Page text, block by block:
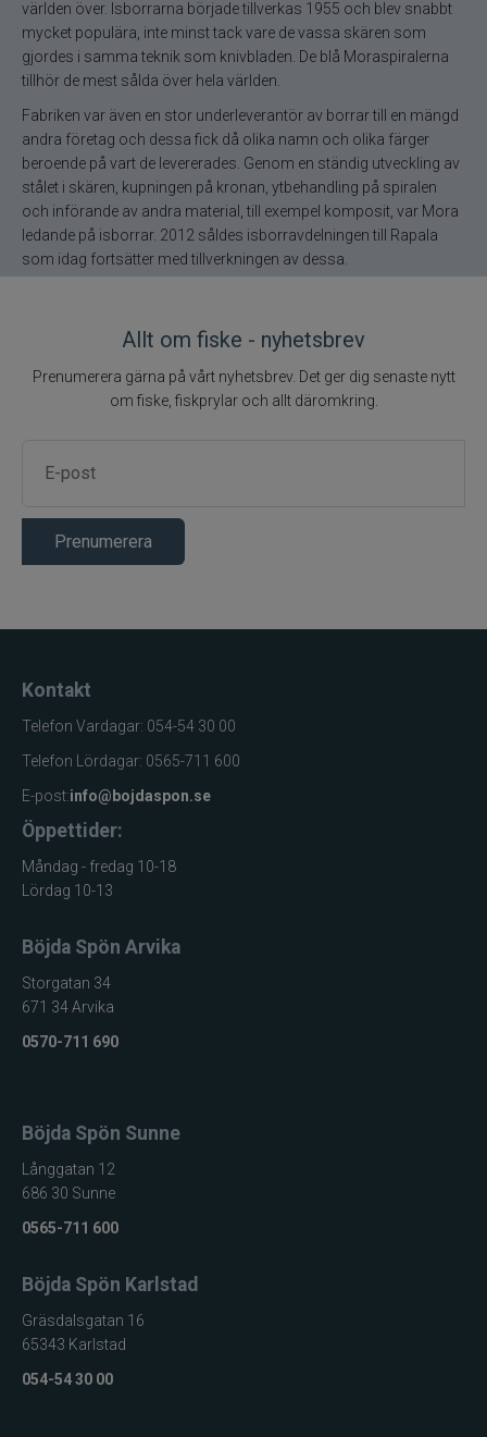
River2Sea
Rovex
Salmo
Savage Gear
Scott
SemperFli
Shimano
Spiderwire
Splash
Sportsystem
Stonfo
Storm
St. Croix
Svartzonker
världen över. Isborrarna började tillverkas 1955 och blev snabbt
mycket populära, inte minst tack vare de vassa skären som
gjordes i samma teknik som knivbladen. De blå Moraspiralerna
tillhör de mest sålda över hela världen.
Fabriken var även en stor underleverantör av borrar till en mängd
andra företag och dessa fick då olika namn och olika färger
beroende på vart de levererades. Genom en ständig utveckling av
stålet i skären, kupningen på kronan, ytbehandling på spiralen
och införande av andra material, till exempel komposit, var Mora
ledande på isborrar. 2012 såldes isborravdelningen till Rapala
som idag fortsätter med tillverkningen av dessa.
Allt om fiske - nyhetsbrev
Prenumerera gärna på vårt nyhetsbrev. Det ger dig senaste nytt
om fiske, fiskprylar och allt däromkring.
Prenumerera
Kontakt
Telefon Vardagar: 054-54 30 00
Telefon Lördagar: 0565-711 600
E-post:info@bojdaspon.se
Öppettider:
Måndag - fredag 10-18
Lördag 10-13
Böjda Spön Arvika
Storgatan 34
671 34 Arvika
0570-711 690
Böjda Spön Sunne
Långgatan 12
686 30 Sunne
0565-711 600
Böjda Spön Karlstad
Gräsdalsgatan 16
65343 Karlstad
054-54 30 00